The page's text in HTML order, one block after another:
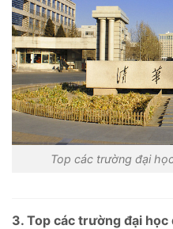
Top các trường đại
3. Top các trường đại